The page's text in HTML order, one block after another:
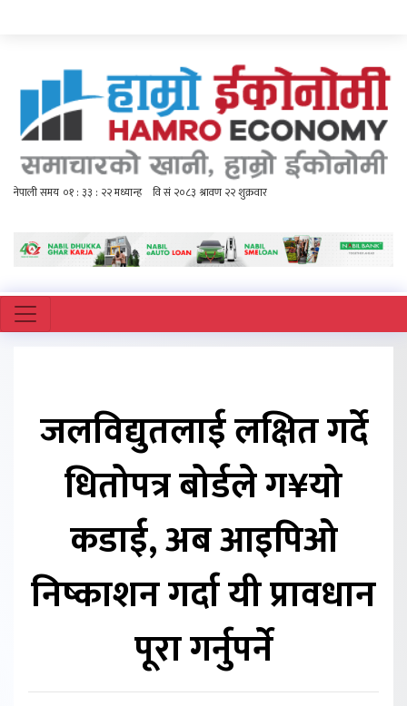
जलविद्युतलाई लक्षित गर्दे
धितोपत्र बोर्डले ग¥यो
कडाई, अब आइपिओ
निष्काशन गर्दा यी प्रावधान
पूरा गर्नुपर्ने